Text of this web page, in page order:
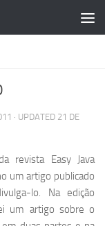
· UPDATED 21 DE
revista Easy Java
um artigo publicado
lo. Na edição
um artigo sobre o